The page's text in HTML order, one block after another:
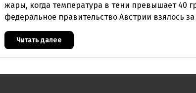
жары, когда температура в тени превышает 40
федеральное правительство Австрии взялось за
проблемы перегрева жилых помещений. В среду н
Читать далее